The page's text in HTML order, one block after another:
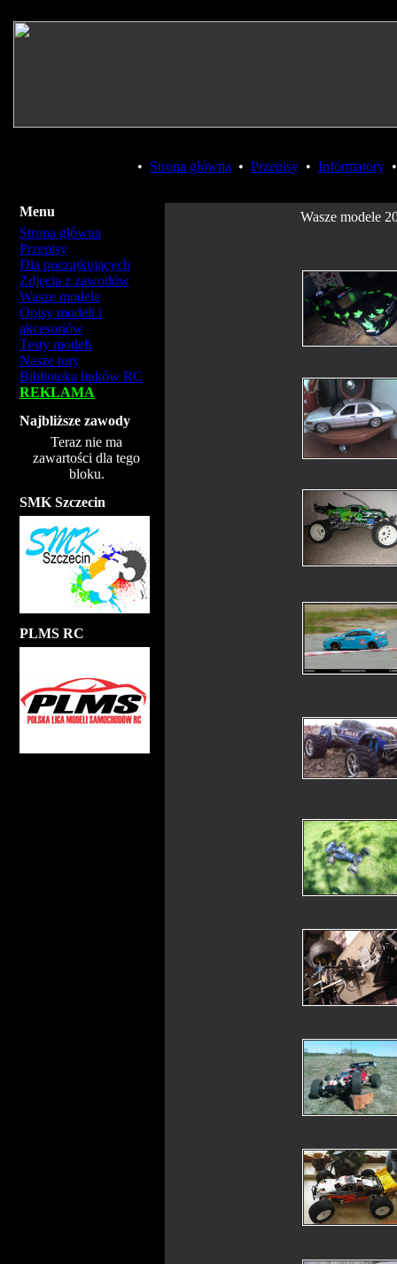
• Strona główna • Przepisy • Informatory
Menu
Strona główna
Przepisy
Dla początkujących
Zdjęcia z zawodów
Wasze modele
Opisy modeli i
akcesoriów
Testy modeli
Nasze tory
Biblioteka linków RC
REKLAMA
Najbliższe zawody
Teraz nie ma
zawartości dla tego
bloku.
SMK Szczecin
PLMS RC
Wasze modele